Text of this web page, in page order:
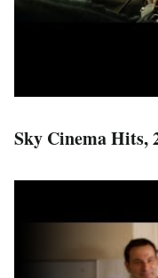
Sky Cinema Hits,